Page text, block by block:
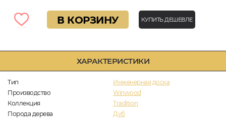
ХАРАКТЕРИСТИКИ
Тип
Инженерная доска
Производство
Winwood
Коллекция
Tradition
Порода дерева
Дуб
В КОРЗИНУ КУПИТЬ ДЕШЕВЛЕ